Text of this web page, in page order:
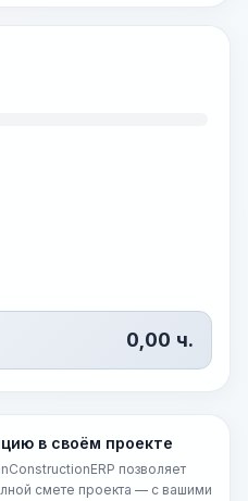
0,00 ч.
в своём проекте
позволяет
смете проекта — с вашими